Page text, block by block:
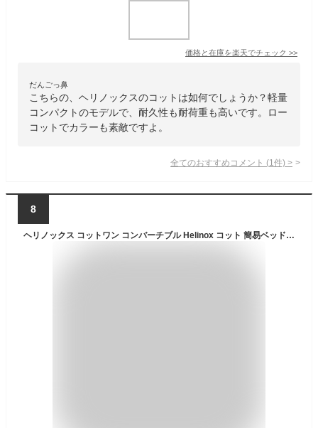
価格と在庫を楽天でチェック >>
だんごっ鼻
こちらの、ヘリノックスのコットは如何でしょうか？軽量
コンパクトのモデルで、耐久性も耐荷重も高いです。ロー
コットでカラーも素敵ですよ。
全てのおすすめコメント (1 件) >
8
ヘリノックス コットワン コンバーチブル Helinox コット 簡易ベッド Cot One Convertible 2021モデル